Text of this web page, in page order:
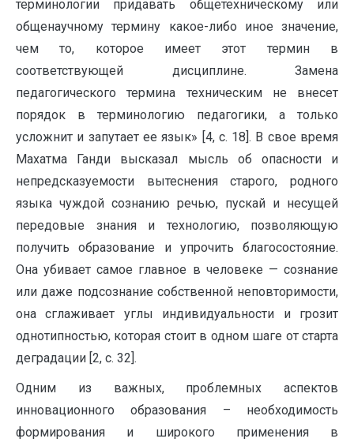
терминологии придавать общетехническому или
общенаучному термину какое-либо иное значение,
чем то, которое имеет этот термин в
соответствующей дисциплине. Замена
педагогического термина техническим не внесет
порядок в терминологию педагогики, а только
усложнит и запутает ее язык» [4, с. 18]. В свое время
Махатма Ганди высказал мысль об опасности и
непредсказуемости вытеснения старого, родного
языка чуждой сознанию речью, пускай и несущей
передовые знания и технологию, позволяющую
получить образование и упрочить благосостояние.
Она убивает самое главное в человеке — сознание
или даже подсознание собственной неповторимости,
она сглаживает углы индивидуальности и грозит
однотипностью, которая стоит в одном шаге от старта
деградации [2, с. 32].
Одним из важных, проблемных аспектов
инновационного образования – необходимость
формирования и широкого применения в